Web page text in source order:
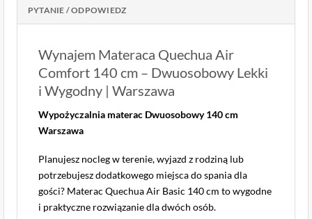
PYTANIE / ODPOWIEDZ
Wynajem Materaca Quechua Air
Comfort 140 cm – Dwuosobowy Lekki
i Wygodny | Warszawa
Wypożyczalnia materac Dwuosobowy 140 cm
Warszawa
Planujesz nocleg w terenie, wyjazd z rodziną lub
potrzebujesz dodatkowego miejsca do spania dla
gości? Materac Quechua Air Basic 140 cm to wygodne
i praktyczne rozwiązanie dla dwóch osób.